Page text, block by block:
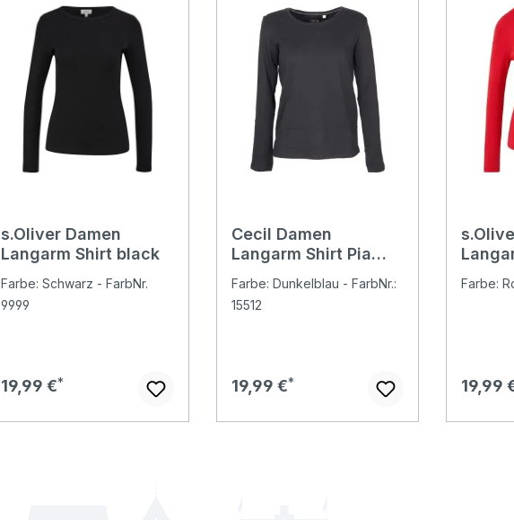
s.Oliver Damen
Langarm Shirt black
Farbe: Schwarz - FarbNr.
9999
Regulärer Preis:
19,99 €
Cecil Damen
Langarm Shirt Pia
Farbe: Dunkelblau - FarbNr.:
15512
Regulärer Preis:
19,99 €
Farbe:
19,99